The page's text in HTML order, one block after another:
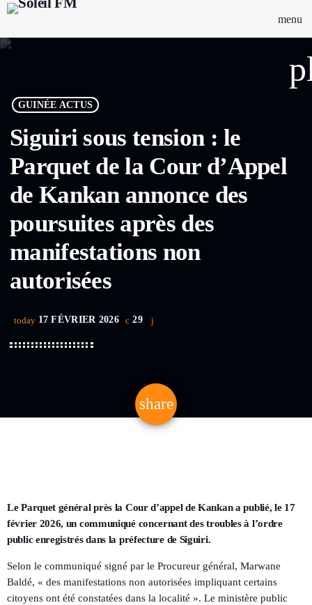
menu
GUINÉE ACTUS
Siguiri sous tension : le
Parquet de la Cour d’Appel
de Kankan annonce des
poursuites après des
manifestations non
autorisées
today 17 FÉVRIER 2026 29
share
email
Le Parquet général près la Cour d’appel de Kankan a publié, le 17
février 2026, un communiqué concernant des troubles à l’ordre
public enregistrés dans la préfecture de Siguiri.
Selon le communiqué signé par le Procureur général, Marwane
Baldé, « des manifestations non autorisées impliquant certains
citoyens ont été constatées dans la localité ». Le ministère public